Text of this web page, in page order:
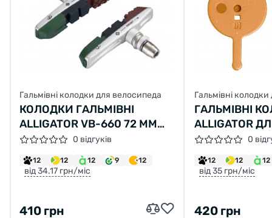
Гальмівні колодки для велосипеда
КОЛОДКИ ГАЛЬМІВНІ
ALLIGATOR VB-660 72 ММ
ДЛЯ V-BRAKE СРІБЛЯСТІ
0 відгуків
12 12 12 9 12
від 34.17 грн/міс
410 грн
Гальмівні
ГАЛЬМІВНІ
ALLIGATOR
ОРГАНІЧНІ
0
12 12 12
від 35 грн/міс
420 грн